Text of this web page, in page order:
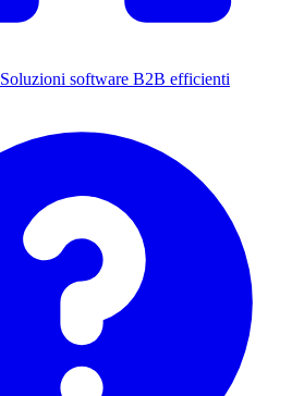
Soluzioni software B2B efficienti